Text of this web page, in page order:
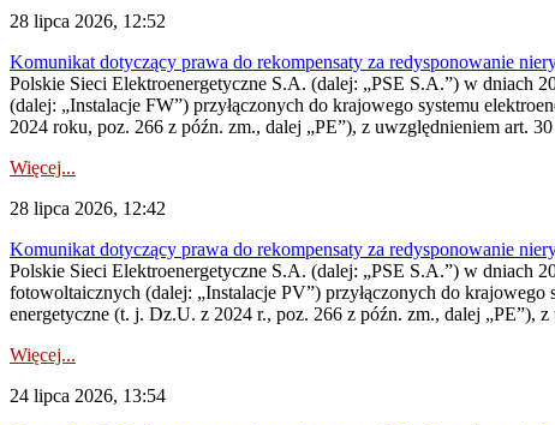
28 lipca 2026, 12:52
Komunikat dotyczący prawa do rekompensaty za redysponowanie
Polskie Sieci Elektroenergetyczne S.A. (dalej: „PSE S.A.”) w dniach
(dalej: „Instalacje FW”) przyłączonych do krajowego systemu
2024 roku, poz. 266 z późn. zm., dalej „PE”), z uwzględnieniem art.
Więcej...
28 lipca 2026, 12:42
Komunikat dotyczący prawa do rekompensaty za redysponowanie
Polskie Sieci Elektroenergetyczne S.A. (dalej: „PSE S.A.”) w dniach
fotowoltaicznych (dalej: „Instalacje PV”) przyłączonych do
energetyczne (t. j. Dz.U. z 2024 r., poz. 266 z późn. zm., dalej „PE”),
Więcej...
24 lipca 2026, 13:54